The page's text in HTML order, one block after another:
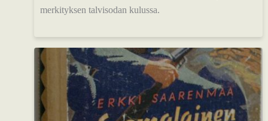
merkityksen talvisodan kulussa.